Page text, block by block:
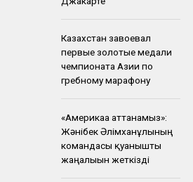
Казахстан завоевал
первые золотые медали
чемпионата Азии по
гребному марафону
«Америкаға аттанамыз»:
Жәнібек Әлімханұлының
командасы қуанышты
жаңалығын жеткізді